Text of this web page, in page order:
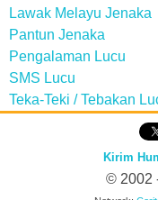
Lawak Melayu Jenaka
Pantun Jenaka
Pengalaman Lucu
SMS Lucu
Teka-Teki / Tebakan
Kirim
© 2002